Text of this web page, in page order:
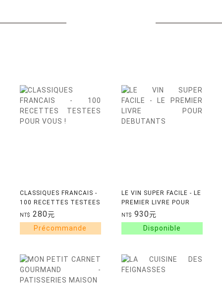
CLASSIQUES FRANCAIS -
100 RECETTES TESTEES
POUR VOUS !
NT$ 280元
LE VIN SUPER FACILE - LE
PREMIER LIVRE POUR
DEBUTANTS
NT$ 930元